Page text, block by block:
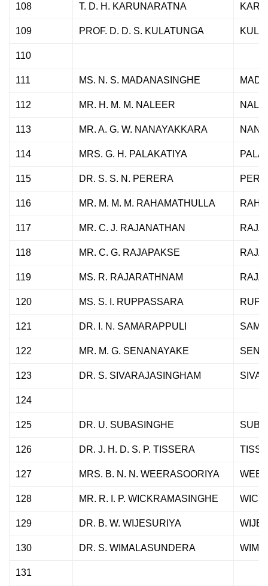
108 T. D. H. KARUNARATNA
109 PROF. D. D. S. KULATUNGA
110
111 MS. N. S. MADANASINGHE
112 MR. H. M. M. NALEER
113 MR. A. G. W. NANAYAKKARA
114 MRS. G. H. PALAKATIYA
115 DR. S. S. N. PERERA
116 MR. M. M. M. RAHAMATHULLA
117 MR. C. J. RAJANATHAN
118 MR. C. G. RAJAPAKSE
119 MS. R. RAJARATHNAM
120 MS. S. I. RUPPASSARA
121 DR. I. N. SAMARAPPULI
122 MR. M. G. SENANAYAKE
123 DR. S. SIVARAJASINGHAM
124
125 DR. U. SUBASINGHE
126 DR. J. H. D. S. P. TISSERA
127 MRS. B. N. N. WEERASOORIYA
128 MR. R. I. P. WICKRAMASINGHE
129 DR. B. W. WIJESURIYA
130 DR. S. WIMALASUNDERA
131